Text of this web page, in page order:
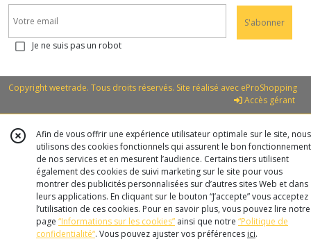
S'abonner
Je ne suis pas un robot
Copyright weetrade. Tous droits réservés. Site réalisé avec eProShopping
Accès gérant
Afin de vous offrir une expérience utilisateur optimale sur le site, nous
utilisons des cookies fonctionnels qui assurent le bon fonctionnement
de nos services et en mesurent l’audience. Certains tiers utilisent
également des cookies de suivi marketing sur le site pour vous
montrer des publicités personnalisées sur d’autres sites Web et dans
leurs applications. En cliquant sur le bouton “J’accepte” vous acceptez
l’utilisation de ces cookies. Pour en savoir plus, vous pouvez lire notre
page “Informations sur les cookies” ainsi que notre “Politique de
confidentialité“. Vous pouvez ajuster vos préférences ici.